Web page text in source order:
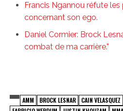
Francis Ngannou réfute
concernant son ego.
Daniel Cormier: Brock
combat de ma carrière.”
AMM BROCK LESNAR CAIN VELASQUEZ